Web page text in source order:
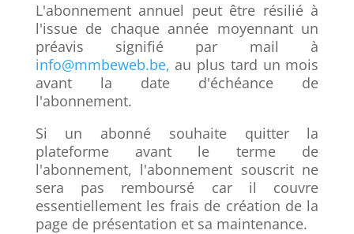
L'abonnement annuel peut être résilié à
l'issue de chaque année moyennant un
préavis signifié par mail à
info@mmbeweb.be, au plus tard un mois
avant la date d'échéance de
l'abonnement.
Si un abonné souhaite quitter la
plateforme avant le terme de
l'abonnement, l'abonnement souscrit ne
sera pas remboursé car il couvre
essentiellement les frais de création de la
page de présentation et sa maintenance.